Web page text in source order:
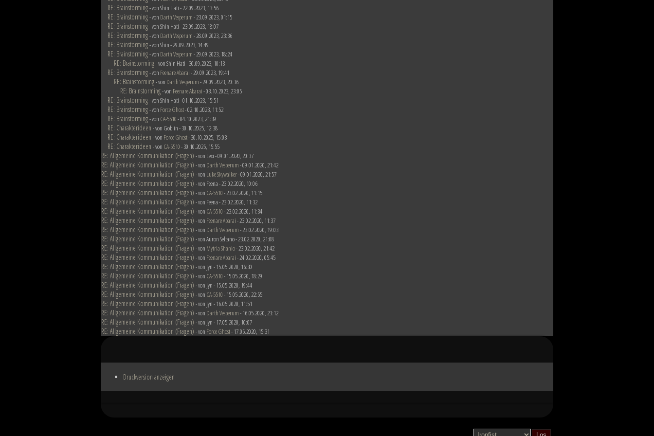
RE: Brainstorming- von Shin Hati - 22.09.2023, 13:56
RE: Brainstorming- von Darth Vesperum- 23.09.2023, 01:15
RE: Brainstorming- von Shin Hati - 23.09.2023, 18:07
RE: Brainstorming- von Darth Vesperum- 28.09.2023, 23:36
RE: Brainstorming- von Shin - 29.09.2023, 14:49
RE: Brainstorming- von Darth Vesperum- 29.09.2023, 18:24
RE: Brainstorming- von Shin Hati - 30.09.2023, 10:13
RE: Brainstorming- von Feenare Abarai- 29.09.2023, 19:41
RE: Brainstorming- von Darth Vesperum- 29.09.2023, 20:36
RE: Brainstorming- von Feenare Abarai- 03.10.2023, 23:05
RE: Brainstorming- von Shin Hati - 01.10.2023, 15:51
RE: Brainstorming- von Force Ghost- 02.10.2023, 11:52
RE: Brainstorming- von CA-5510- 04.10.2023, 21:39
RE: Charakterideen - von Goblin - 30.10.2025, 12:38
RE: Charakterideen - von Force Ghost- 30.10.2025, 15:03
RE: Charakterideen - von CA-5510- 30.10.2025, 15:55
RE: Allgemeine Kommunikation (Fragen) - von Lexi - 09.01.2020, 20:37
RE: Allgemeine Kommunikation (Fragen) - von Darth Vesperum- 09.01.2020, 21:42
RE: Allgemeine Kommunikation (Fragen) - von Luke Skywalker- 09.01.2020, 21:57
RE: Allgemeine Kommunikation (Fragen) - von Feena - 23.02.2020, 10:06
RE: Allgemeine Kommunikation (Fragen) - von CA-5510- 23.02.2020, 11:15
RE: Allgemeine Kommunikation (Fragen) - von Feena - 23.02.2020, 11:32
RE: Allgemeine Kommunikation (Fragen) - von CA-5510- 23.02.2020, 11:34
RE: Allgemeine Kommunikation (Fragen) - von Feenare Abarai- 23.02.2020, 11:37
RE: Allgemeine Kommunikation (Fragen) - von Darth Vesperum- 23.02.2020, 19:03
RE: Allgemeine Kommunikation (Fragen) - von Auron Seltano - 23.02.2020, 21:08
RE: Allgemeine Kommunikation (Fragen) - von Mytria Shanlo- 23.02.2020, 21:42
RE: Allgemeine Kommunikation (Fragen) - von Feenare Abarai- 24.02.2020, 05:45
RE: Allgemeine Kommunikation (Fragen) - von Jyn - 15.05.2020, 16:30
RE: Allgemeine Kommunikation (Fragen) - von CA-5510- 15.05.2020, 18:29
RE: Allgemeine Kommunikation (Fragen) - von Jyn - 15.05.2020, 19:44
RE: Allgemeine Kommunikation (Fragen) - von CA-5510- 15.05.2020, 22:55
RE: Allgemeine Kommunikation (Fragen) - von Jyn - 16.05.2020, 11:51
RE: Allgemeine Kommunikation (Fragen) - von Darth Vesperum- 16.05.2020, 23:12
RE: Allgemeine Kommunikation (Fragen) - von Jyn - 17.05.2020, 10:07
RE: Allgemeine Kommunikation (Fragen) - von Force Ghost- 17.05.2020, 15:31
Druckversion anzeigen